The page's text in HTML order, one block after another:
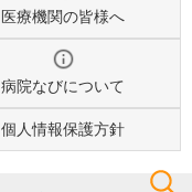
医療機関の皆様へ
病院なびについて
個人情報保護方針